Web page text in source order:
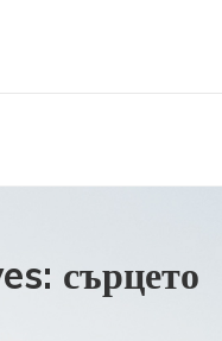
сърцето